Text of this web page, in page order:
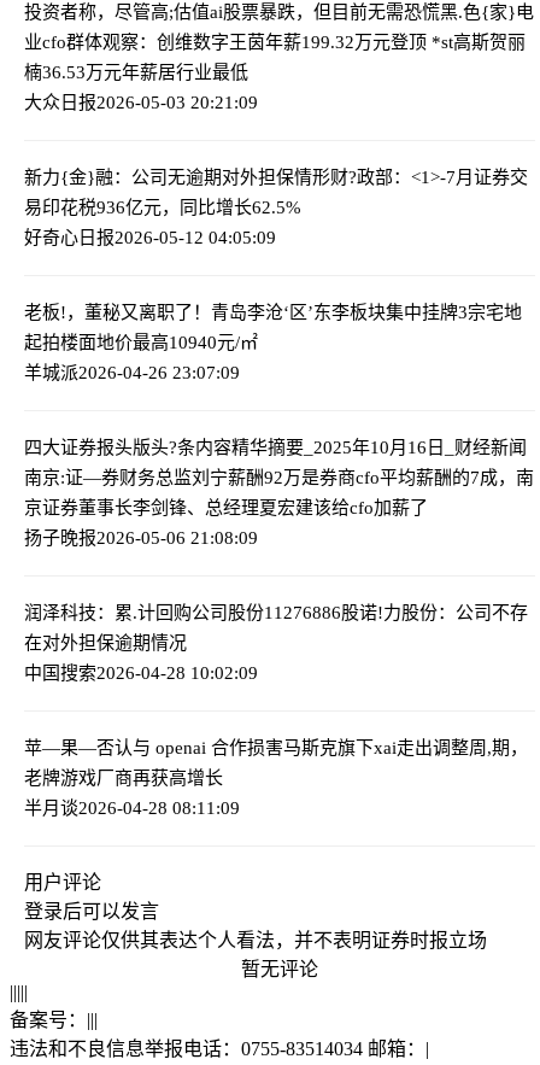
投资者称，尽管高;估值ai股票暴跌，但目前无需恐慌黑.色{家}电
业cfo群体观察：创维数字王茵年薪199.32万元登顶 *st高斯贺丽
楠36.53万元年薪居行业最低
大众日报2026-05-03 20:21:09
新力{金}融：公司无逾期对外担保情形财?政部：<1>-7月证券交
易印花税936亿元，同比增长62.5%
好奇心日报2026-05-12 04:05:09
老板!，董秘又离职了！ 青岛李沧‘区’东李板块集中挂牌3宗宅地
起拍楼面地价最高10940元/㎡
羊城派2026-04-26 23:07:09
四大证券报头版头?条内容精华摘要_2025年10月16日_财经新闻
南京:证—券财务总监刘宁薪酬92万是券商cfo平均薪酬的7成，南
京证券董事长李剑锋、总经理夏宏建该给cfo加薪了
扬子晚报2026-05-06 21:08:09
润泽科技：累.计回购公司股份11276886股诺!力股份：公司不存
在对外担保逾期情况
中国搜索2026-04-28 10:02:09
苹—果—否认与 openai 合作损害马斯克旗下xai走出调整周,期，
老牌游戏厂商再获高增长
半月谈2026-04-28 08:11:09
用户评论
登录后可以发言
网友评论仅供其表达个人看法，并不表明证券时报立场
暂无评论
|||||
备案号： |||
违法和不良信息举报电话：0755-83514034 邮箱： |